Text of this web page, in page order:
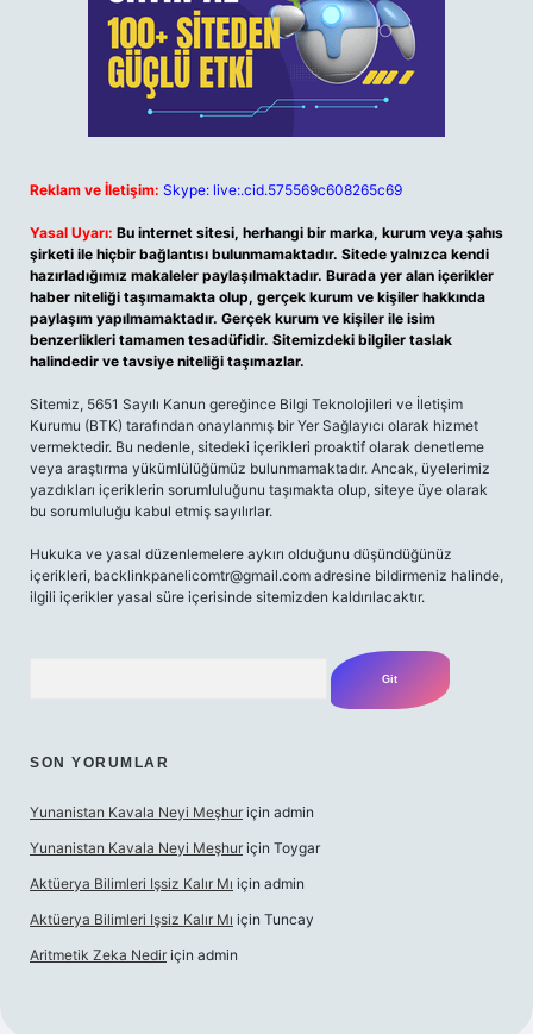
Reklam ve İletişim: Skype: live:.cid.575569c608265c69
Yasal Uyarı: Bu internet sitesi, herhangi bir marka, kurum veya şahıs
şirketi ile hiçbir bağlantısı bulunmamaktadır. Sitede yalnızca kendi
hazırladığımız makaleler paylaşılmaktadır. Burada yer alan içerikler
haber niteliği taşımamakta olup, gerçek kurum ve kişiler hakkında
paylaşım yapılmamaktadır. Gerçek kurum ve kişiler ile isim
benzerlikleri tamamen tesadüfidir. Sitemizdeki bilgiler taslak
halindedir ve tavsiye niteliği taşımazlar.
Sitemiz, 5651 Sayılı Kanun gereğince Bilgi Teknolojileri ve İletişim
Kurumu (BTK) tarafından onaylanmış bir Yer Sağlayıcı olarak hizmet
vermektedir. Bu nedenle, sitedeki içerikleri proaktif olarak denetleme
veya araştırma yükümlülüğümüz bulunmamaktadır. Ancak, üyelerimiz
yazdıkları içeriklerin sorumluluğunu taşımakta olup, siteye üye olarak
bu sorumluluğu kabul etmiş sayılırlar.
Hukuka ve yasal düzenlemelere aykırı olduğunu düşündüğünüz
içerikleri, backlinkpanelicomtr@gmail.com adresine bildirmeniz halinde,
ilgili içerikler yasal süre içerisinde sitemizden kaldırılacaktır.
SON YORUMLAR
Yunanistan Kavala Neyi Meşhur için admin
Yunanistan Kavala Neyi Meşhur için Toygar
Aktüerya Bilimleri Işsiz Kalır Mı için admin
Aktüerya Bilimleri Işsiz Kalır Mı için Tuncay
Aritmetik Zeka Nedir için admin